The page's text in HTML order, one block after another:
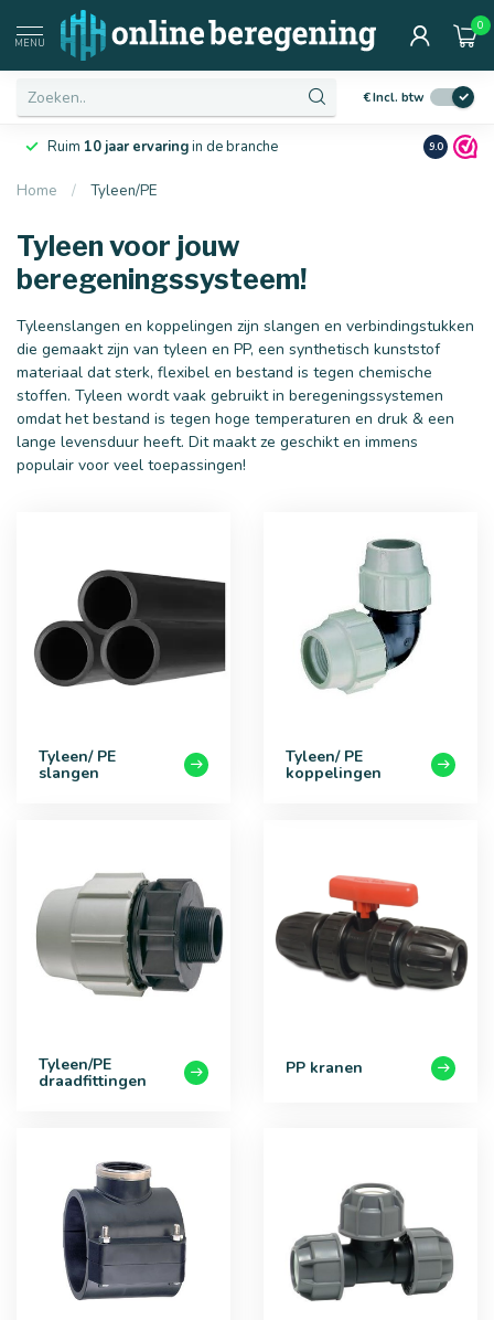
MENU
0
€Incl. btw
Laagste prijsgarantievan Nederland Netjesen
9.0
Home / Tyleen/PE
Tyleen voor jouw
beregeningssysteem!
Tyleenslangen en koppelingen zijn slangen en verbindingstukken
die gemaakt zijn van tyleen en PP, een synthetisch kunststof
materiaal dat sterk, flexibel en bestand is tegen chemische
stoffen. Tyleen wordt vaak gebruikt in beregeningssystemen
omdat het bestand is tegen hoge temperaturen en druk & een
lange levensduur heeft. Dit maakt ze geschikt en immens
populair voor veel toepassingen!
Tyleen/ PE
slangen
Tyleen/ PE
koppelingen
Tyleen/PE
draadfittingen
PP kranen